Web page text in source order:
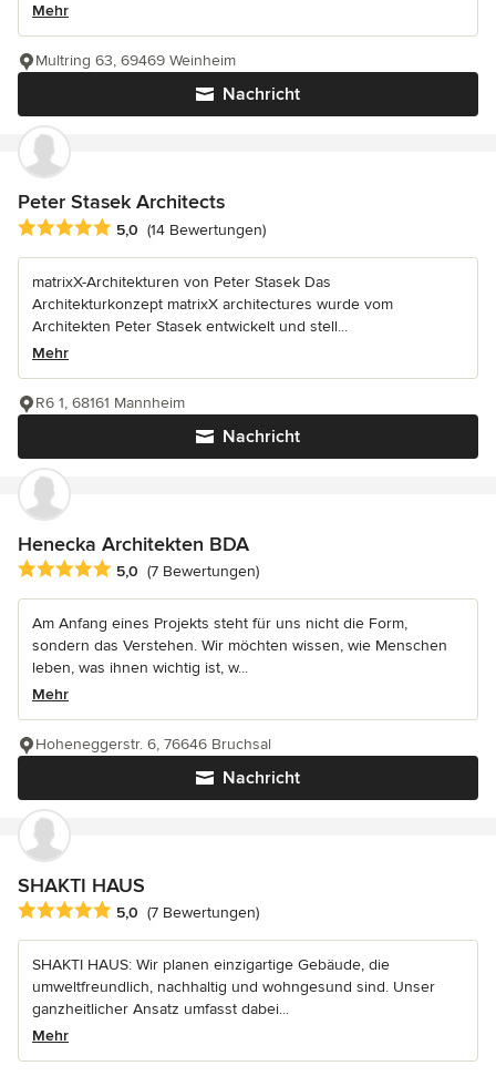
Mehr
Nachricht
Multring 63, 69469 Weinheim
Peter Stasek Architects
Durchschnittliche Bewertung: 5 von 5 Sternen
5,0 (14 Bewertungen)
matrixX-Architekturen von Peter Stasek Das
Architekturkonzept matrixX architectures wurde vom
Architekten Peter Stasek entwickelt und stell...
Mehr
Nachricht
R6 1, 68161 Mannheim
Henecka Architekten BDA
Durchschnittliche Bewertung: 5 von 5 Sternen
5,0 (7 Bewertungen)
Am Anfang eines Projekts steht für uns nicht die Form,
sondern das Verstehen. Wir möchten wissen, wie Menschen
leben, was ihnen wichtig ist, w...
Mehr
Nachricht
Hoheneggerstr. 6, 76646 Bruchsal
SHAKTI HAUS
Durchschnittliche Bewertung: 5 von 5 Sternen
5,0 (7 Bewertungen)
SHAKTI HAUS: Wir planen einzigartige Gebäude, die
umweltfreundlich, nachhaltig und wohngesund sind. Unser
ganzheitlicher Ansatz umfasst dabei...
Mehr